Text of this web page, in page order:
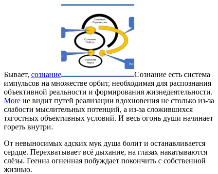
Бывает, сознание
Сознание есть система
импульсов на множестве орбит, необходимая для распознания
объективной реальности и формирования жизнедеятельности.
More не видит путей реализации вдохновения не столько из-за
слабости мыслительных потенций, а из-за сложившихся
тягостных объективных условий. И весь огонь души начинает
гореть внутри.
От невыносимых адских мук душа болит и останавливается
сердце. Перехватывает всё дыхание, на глазах накатываются
слёзы. Геенна огненная побуждает покончить с собственной
жизнью.